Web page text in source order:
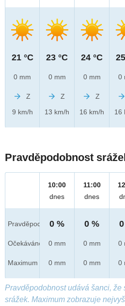
21 °C
0 mm
Z
9 km/h
23 °C
0 mm
Z
13 km/h
24 °C
0 mm
Z
16 km/h
0
16
Pravděpodobnost
Pravděpod.
Očekáváno
Maximum
10:00
dnes
0 %
0 mm
0 mm
11:00
dnes
0 %
0 mm
0 mm
0
0
Pravděpodobnost udává šanci, že
srážek. Maximum zobrazuje